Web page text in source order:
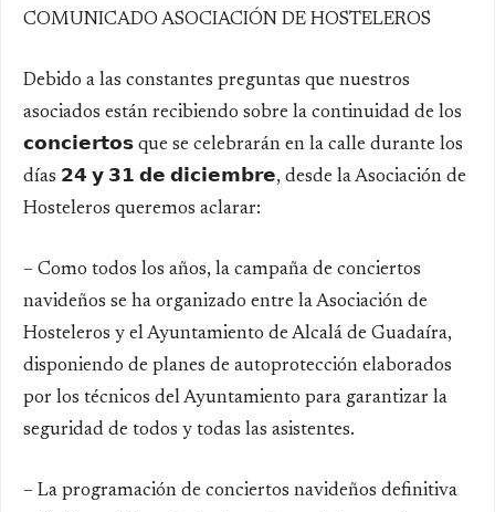
COMUNICADO ASOCIACIÓN DE HOSTELEROS
Debido a las constantes preguntas que nuestros
asociados están recibiendo sobre la continuidad de los
𝗰𝗼𝗻𝗰𝗶𝗲𝗿𝘁𝗼𝘀 que se celebrarán en la calle durante los
días 𝟮𝟰 𝘆 𝟯𝟭 𝗱𝗲 𝗱𝗶𝗰𝗶𝗲𝗺𝗯𝗿𝗲, desde la Asociación de
Hosteleros queremos aclarar:
– Como todos los años, la campaña de conciertos
navideños se ha organizado entre la Asociación de
Hosteleros y el Ayuntamiento de Alcalá de Guadaíra,
disponiendo de planes de autoprotección elaborados
por los técnicos del Ayuntamiento para garantizar la
seguridad de todos y todas las asistentes.
– La programación de conciertos navideños definitiva